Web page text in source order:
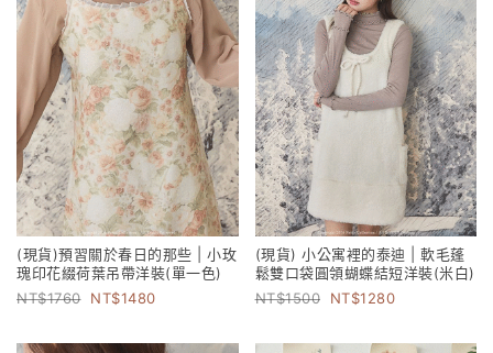
(現貨)預習關於春日的那些 | 小玫
瑰印花綴荷葉吊帶洋裝(單一色)
1760
1480
(現貨) 小公寓裡的泰迪 | 軟毛蓬
鬆雙口袋圓領蝴蝶結短洋裝(米白)
1500
1280